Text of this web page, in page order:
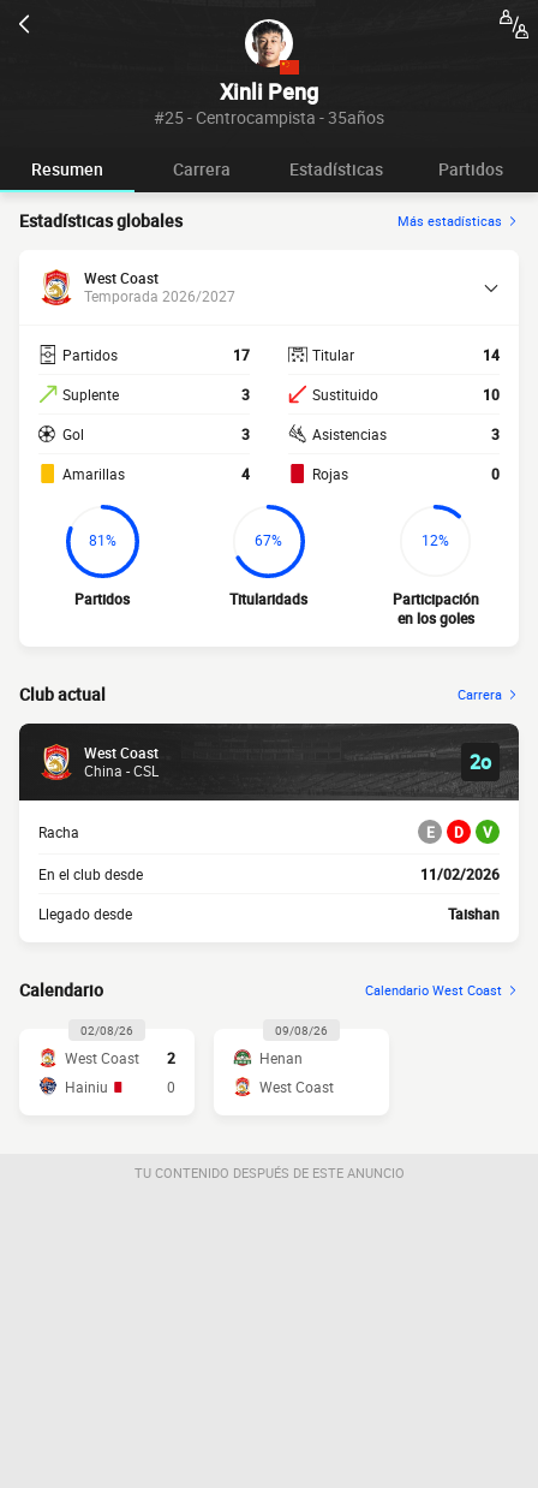
Xinli Peng
#25 - Centrocampista - 35años
Resumen Carrera Estadísticas Partidos
Estadísticas globales Más estadísticas
West Coast
Temporada 2026/2027
Partidos 17
Suplente 3
Gol 3
Amarillas 4
Titular 14
Sustituido 10
Asistencias 3
Rojas 0
81%
Partidos
67%
Titularidads
12%
Participación
en los goles
Club actual Carrera
West Coast
China - CSL
2o
Racha E D V
En el club desde 11/02/2026
Llegado desde Taishan
Calendario Calendario West Coast
02/08/26
West Coast
2
Hainiu
0
09/08/26
Henan
West Coast
TU CONTENIDO DESPUÉS DE ESTE ANUNCIO